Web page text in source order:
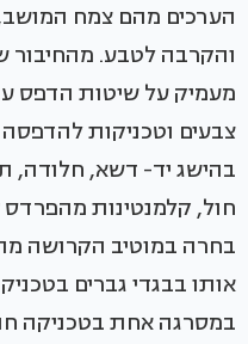
הערכים מהם צמח
והקרבה לטבע. מהחיבור
מעמיק על שיטות הדפס
צבעים וטכניקות
בהישג יד- דשא, חלודה,
חול, קלמנטינות
בחרה במוטיב הקרושה
אותו בבגדי גברים
במסרגה אחת בטכניקה